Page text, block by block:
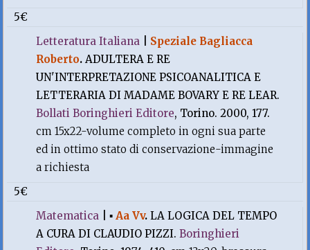
5€
Letteratura Italiana
Speziale Bagliacca
Roberto.ADULTERA E RE
UN'INTERPRETAZIONE PSICOANALITICA E
LETTERARIA DI MADAME BOVARY E RE LEAR.
Bollati Boringhieri Editore, Torino. 2000, 177.
cm 15x22-volume completo in ogni sua parte
ed in ottimo stato di conservazione-immagine
a richiesta
5€
Matematica |▪Aa Vv.LA LOGICA DEL TEMPO
A CURA DI CLAUDIO PIZZI.Boringhieri